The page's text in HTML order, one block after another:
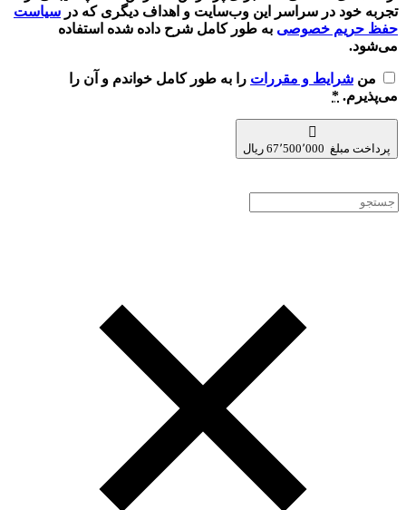
تجربه خود در سراسر این وب‌سایت و اهداف دیگری که در سیاست
حفظ حریم خصوصی به طور کامل شرح داده شده استفاده
می‌شود.
من شرایط و مقررات را به طور کامل خواندم و آن را
می‌پذیرم. *
پرداخت مبلغ 67٬500٬000 ریال